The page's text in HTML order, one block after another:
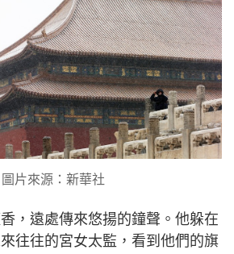
圖片來源：新華社
，遠處傳來悠揚的鐘聲。他躲在
往往的宮女太監，看到他們的旗